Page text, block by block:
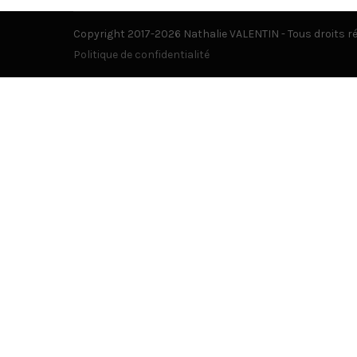
Copyright 2017-2026 Nathalie VALENTIN - Tous droits
Politique de confidentialité